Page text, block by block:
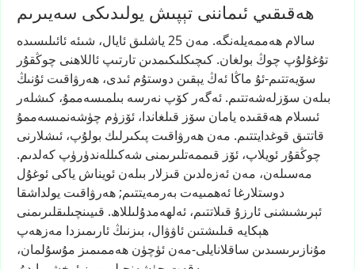
ھەقىقىي ئىماننى تېپىش يولىدىكى سەيىرىم
سالام ھەممەيلەنگە. مەن 25 ياشلىق ئايال، شىئە ئائىلىسىدە
تۇغۇلۇپ چوڭ بولغان. كىچىكلىكىمدىن تارتىپ ئاللاھنى چوڭقۇر
سۆيەتتىم-ئۇ ماڭا ئەڭ يېقىن دوستۇم ئىدى، ھەرۋاقىت ئۇنىڭ
بىلەن سۆزلەشەتتىم. ئەگەر كۆپ نەرسە بىلمىسەممۇ، كىشلەر
ئىسلام ھەققىدە يامان سۆز قىلغاندا، ئۆزۈم چۈشەنمىسەممۇ
قاتتىق قوغدايتتىم. مەن ھەرۋاقىت پىكىرلىك بولۇپ، ئىشلارنى
چوڭقۇر ئويلاپ، ئۆز قىممەتلىرىمنى شەكىللەندۈرۈپ كەلدىم.
مەسىلەن، مەن ئەزەلدىن قىزلار بىلەن ئويناش ياكى ئوغۇل
دوستلارغا ئەھمىيەت بەرمەيتتىم; ھەرۋاقىت يولداشقا
ئېرىشىشنى ئارزۇ قىلاتتىم، ئەلھەمدۇلىللاھ. قىيىنچىلىقلىرىمنى
ھېكايە قىلىشتىن ئاۋۋال، بىزنىڭ ئارىمىزدا مەزھەپ
مۇنازىرىسىدىن ساقلانايلى-مەن ئۈچۈن ھەممىمىز مۇسۇلمان،